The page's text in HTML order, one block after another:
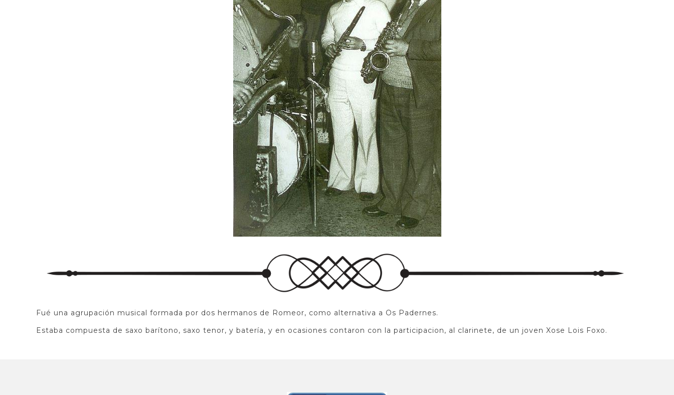
Fué una agrupación musical formada por dos hermanos de Romeor, como alternativa a Os Padernes.
Estaba compuesta de saxo barítono, saxo tenor, y batería, y en ocasiones contaron con la participacion, al clarinete, de un joven Xose Lois Foxo.